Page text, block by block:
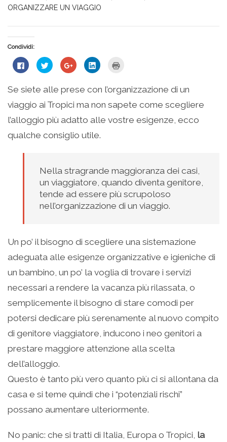
ORGANIZZARE UN VIAGGIO
Condividi:
Fai
clic
su
Facebook
(Si
apre
in
una
nuova
finestra)
Fai
clic
condividere
su
Twitter
(Si
apre
in
una
nuova
finestra)
Fai
clic
condividere
su
Google+
(Si
in
una
nuova
finestra)
Fai
clic
condividere
su
(Si
in
una
finestra)
stampare
(Si
apre
in
nuova
finestra)
Se siete alle prese con l’organizzazione di un
viaggio ai Tropici ma non sapete come scegliere
l’alloggio più adatto alle vostre esigenze, ecco
qualche consiglio utile.
Nella stragrande maggioranza dei casi,
un viaggiatore, quando diventa genitore,
tende ad essere più scrupoloso
nell’organizzazione di un viaggio.
Un po’ il bisogno di scegliere una sistemazione
adeguata alle esigenze organizzative e igieniche di
un bambino, un po’ la voglia di trovare i servizi
necessari a rendere la vacanza più rilassata, o
semplicemente il bisogno di stare comodi per
potersi dedicare più serenamente al nuovo compito
di genitore viaggiatore, inducono i neo genitori a
prestare maggiore attenzione alla scelta
dell’alloggio.
Questo è tanto più vero quanto più ci si allontana da
casa e si teme quindi che i “potenziali rischi”
possano aumentare ulteriormente.
No panic: che si tratti di Italia, Europa o Tropici, la